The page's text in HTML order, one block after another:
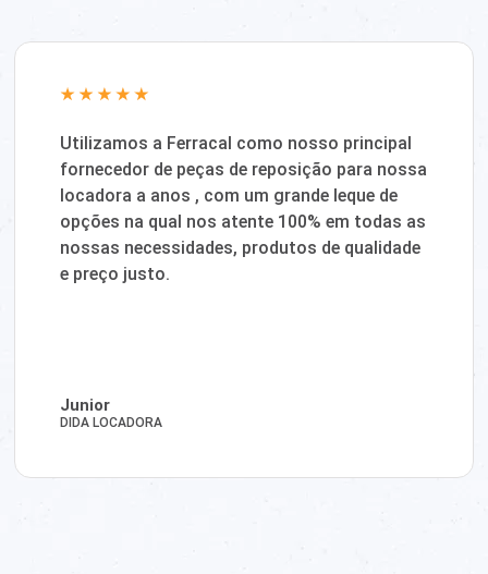
Utilizamos a Ferracal como nosso principal
fornecedor de peças de reposição para nossa
locadora a anos , com um grande leque de
opções na qual nos atente 100% em todas as
nossas necessidades, produtos de qualidade
e preço justo.
Junior
DIDA LOCADORA